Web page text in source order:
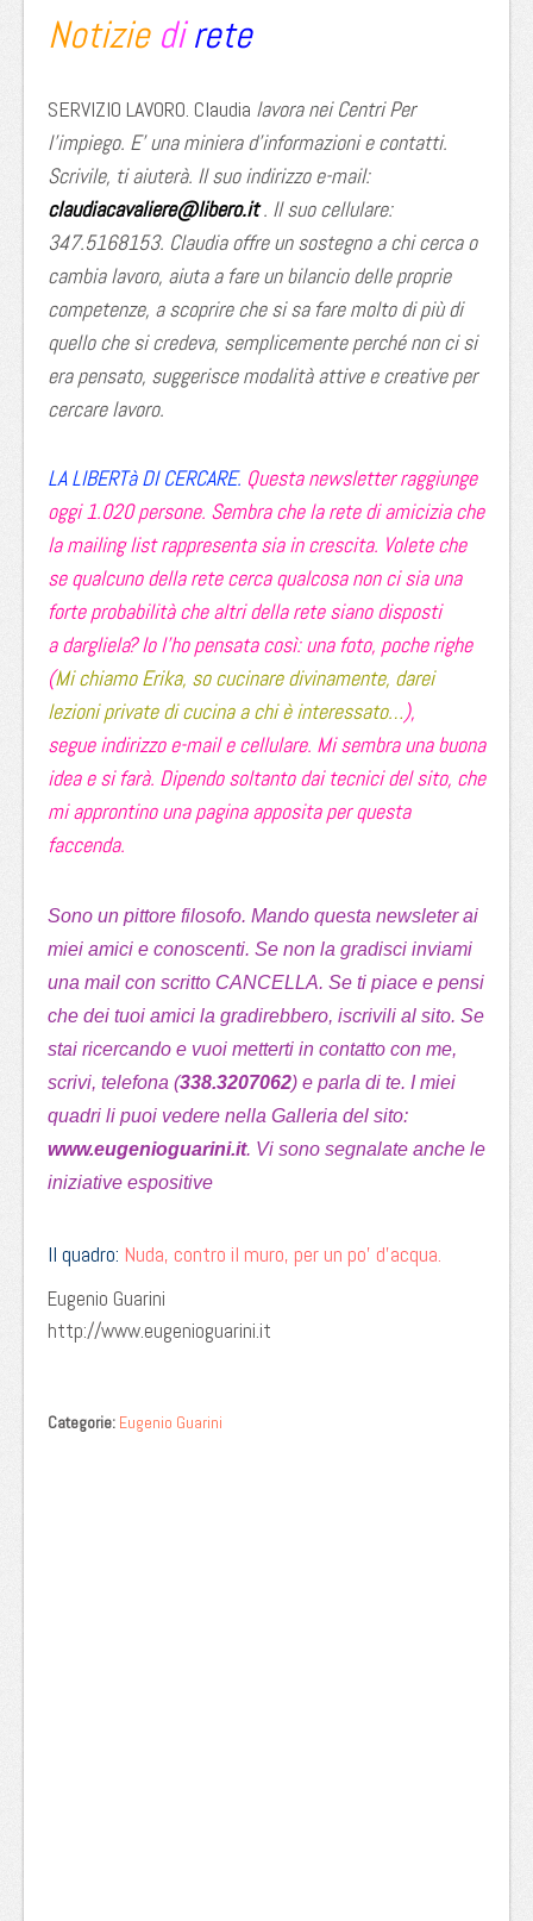
Notizie di rete
SERVIZIO LAVORO. Claudia lavora nei Centri Per
l’impiego. E’ una miniera d’informazioni e contatti.
Scrivile, ti aiuterà. Il suo indirizzo e-mail:
claudiacavaliere@libero.it . Il suo cellulare:
347.5168153. Claudia offre un sostegno a chi cerca o
cambia lavoro, aiuta a fare un bilancio delle proprie
competenze, a scoprire che si sa fare molto di più di
quello che si credeva, semplicemente perché non ci si
era pensato, suggerisce modalità attive e creative per
cercare lavoro.
LA LIBERTà DI CERCARE. Questa newsletter raggiunge
oggi 1.020 persone. Sembra che la rete di amicizia che
la mailing list rappresenta sia in crescita. Volete che
se qualcuno della rete cerca qualcosa non ci sia una
forte probabilità che altri della rete siano disposti
a dargliela? Io l’ho pensata così: una foto, poche righe
(Mi chiamo Erika, so cucinare divinamente, darei
lezioni private di cucina a chi è interessato…),
segue indirizzo e-mail e cellulare. Mi sembra una buona
idea e si farà. Dipendo soltanto dai tecnici del sito, che
mi approntino una pagina apposita per questa
faccenda.
Sono un pittore filosofo. Mando questa newsleter ai
miei amici e conoscenti. Se non la gradisci inviami
una mail con scritto CANCELLA. Se ti piace e pensi
che dei tuoi amici la gradirebbero, iscrivili al sito. Se
stai ricercando e vuoi metterti in contatto con me,
scrivi, telefona (338.3207062) e parla di te. I miei
quadri li puoi vedere nella Galleria del sito:
www.eugenioguarini.it. Vi sono segnalate anche le
iniziative espositive
Il quadro: Nuda, contro il muro, per un po’ d’acqua.
Eugenio Guarini
http://www.eugenioguarini.it
Categorie: Eugenio Guarini